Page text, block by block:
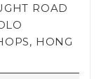
ROAD
HONG